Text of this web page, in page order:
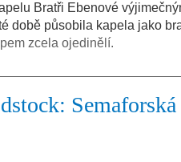
Bratři Ebenové
době působila kapela jako
zcela ojedinělí.